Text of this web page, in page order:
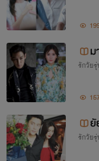
รักวัย
ยั
รักวัย